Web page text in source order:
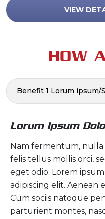
VIEW
HOW
Benefit 1 Lorum ipsum/
Lorum Ipsum
Nam fermentum,
felis tellus mollis orci,
eget odio. Lorem
adipiscing elit. Aenean
Cum sociis natoque
parturient montes,